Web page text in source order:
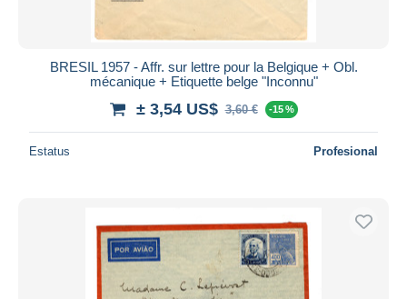
BRESIL 1957 - Affr. sur lettre pour la Belgique + Obl.
mécanique + Etiquette belge "Inconnu"
± 3,54 US$ 3,60 € -15 %
Estatus Profesional